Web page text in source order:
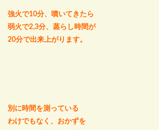
強火で10分、噴いてきたら
弱火で2,3分、蒸らし時間が
20分で出来上がります。
別に時間を測っている
わけでもなく、おかずを